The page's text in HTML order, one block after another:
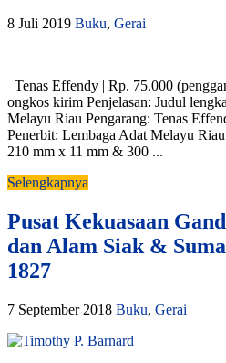
8 Juli 2019 Buku, Gerai
Tenas Effendy | Rp. 75.000
ongkos kirim Penjelasan: Judul
Melayu Riau Pengarang: Tenas
Penerbit: Lembaga Adat Melayu
210 mm x 11 mm & 300 ...
Selengkapnya
Pusat Kekuasaan
dan Alam Siak &
1827
7 September 2018 Buku, Gerai